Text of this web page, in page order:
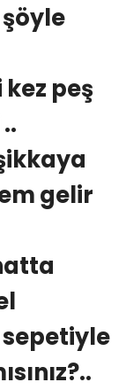
peş
gelir
sepetiyle